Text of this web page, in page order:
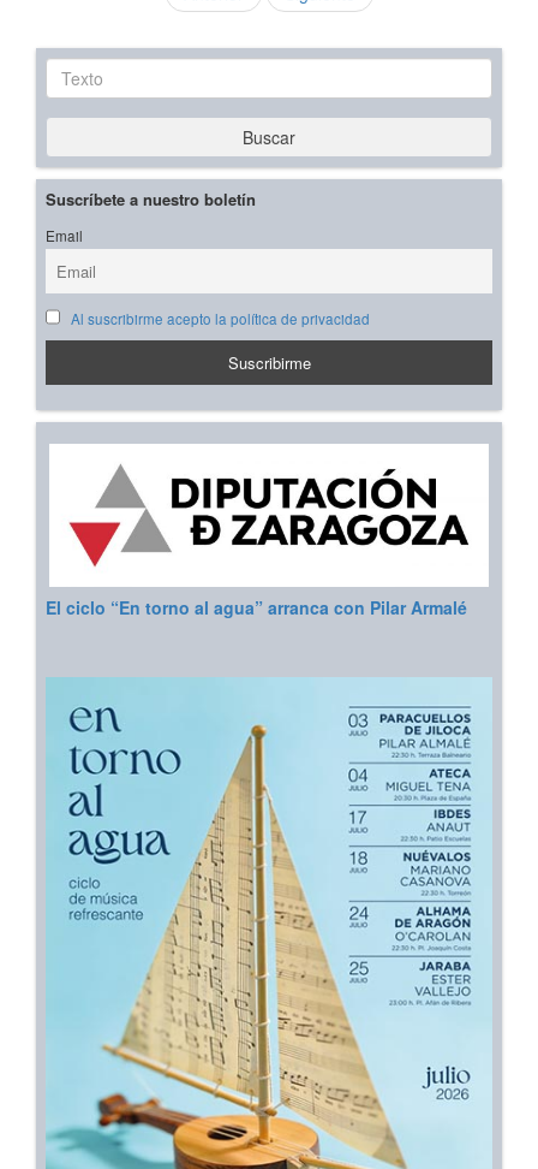
Texto
Buscar
Suscríbete a nuestro boletín
Email
Al suscribirme acepto la política de privacidad
El ciclo “En torno al agua” arranca con Pilar Armalé